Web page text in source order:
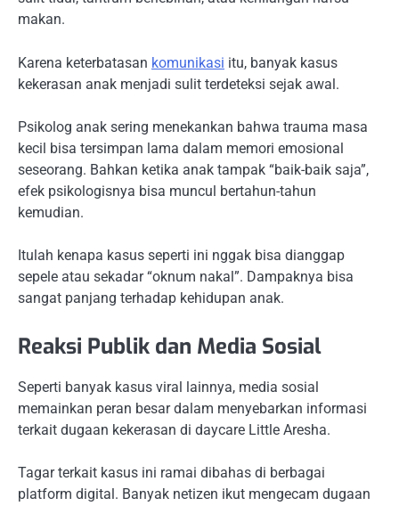
makan.
Karena keterbatasan komunikasi itu, banyak kasus
kekerasan anak menjadi sulit terdeteksi sejak awal.
Psikolog anak sering menekankan bahwa trauma masa
kecil bisa tersimpan lama dalam memori emosional
seseorang. Bahkan ketika anak tampak “baik-baik saja”,
efek psikologisnya bisa muncul bertahun-tahun
kemudian.
Itulah kenapa kasus seperti ini nggak bisa dianggap
sepele atau sekadar “oknum nakal”. Dampaknya bisa
sangat panjang terhadap kehidupan anak.
Reaksi Publik dan Media Sosial
Seperti banyak kasus viral lainnya, media sosial
memainkan peran besar dalam menyebarkan informasi
terkait dugaan kekerasan di daycare Little Aresha.
Tagar terkait kasus ini ramai dibahas di berbagai
platform digital. Banyak netizen ikut mengecam dugaan